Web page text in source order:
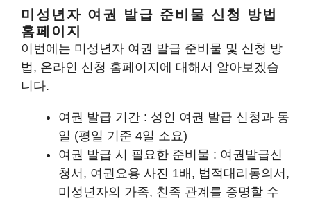
미성년자 여권 발급 준비물 신청 방법
홈페이지
이번에는 미성년자 여권 발급 준비물 및 신청 방
법, 온라인 신청 홈페이지에 대해서 알아보겠습
니다.
여권 발급 기간 : 성인 여권 발급 신청과 동
일 (평일 기준 4일 소요)
여권 발급 시 필요한 준비물 : 여권발급신
청서, 여권요용 사진 1배, 법적대리동의서,
미성년자의 가족, 친족 관계를 증명할 수